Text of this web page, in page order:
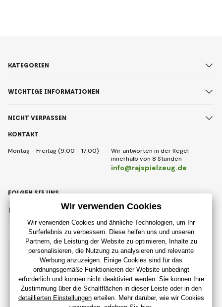
KONTAKT
Montag - Freitag (9:00 - 17:00)
Wir antworten in der Regel
innerhalb von 8 Stunden
info@rajspielzeug.de
KATEGORIEN
WICHTIGE INFORMATIONEN
NICHT VERPASSEN
Deutsch
FOLGEN SIE UNS
Instagram